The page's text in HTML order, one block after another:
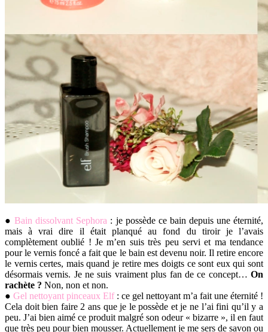
●Bain dissolvant Sephora : je possède ce bain depuis une éternité,
mais à vrai dire il était planqué au fond du tiroir je l’avais
complètement oublié ! Je m’en suis très peu servi et ma tendance
pour le vernis foncé a fait que le bain est devenu noir. Il retire encore
le vernis certes, mais quand je retire mes doigts ce sont eux qui sont
désormais vernis. Je ne suis vraiment plus fan de ce concept… On
rachète ? Non, non et non.
● Gel nettoyant pinceaux Elf: ce gel nettoyant m’a fait une éternité !
Cela doit bien faire 2 ans que je le possède et je ne l’ai fini qu’il y a
peu. J’ai bien aimé ce produit malgré son odeur « bizarre », il en faut
que très peu pour bien mousser. Actuellement je me sers de savon ou